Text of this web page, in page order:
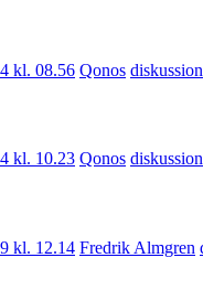
kl. 08.56 Qonos diskussion
kl. 10.23 Qonos diskussion
kl. 12.14 Fredrik Almgren